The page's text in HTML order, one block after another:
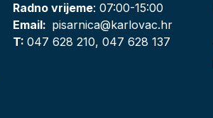
Radno vrijeme: 07:00-15:00
Email: pisarnica@karlovac.hr
T:047 628 210, 047 628 137